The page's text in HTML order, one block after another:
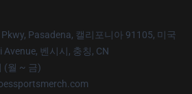
Pasadena, 캘리포니아 91105, 미국
Avenue, 벤시시, 충칭, CN
(월 ~ 금)